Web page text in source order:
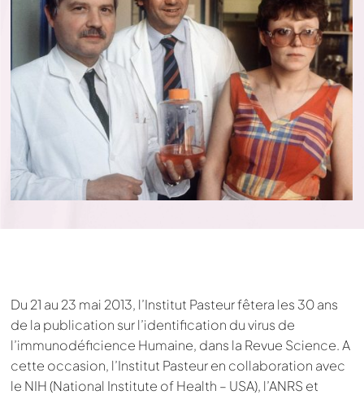
Du 21 au 23 mai 2013, l’Institut Pasteur fêtera les 30 ans
de la publication sur l’identification du virus de
l’immunodéficience Humaine, dans la Revue Science. A
cette occasion, l’Institut Pasteur en collaboration avec
le NIH (National Institute of Health – USA), l’ANRS et